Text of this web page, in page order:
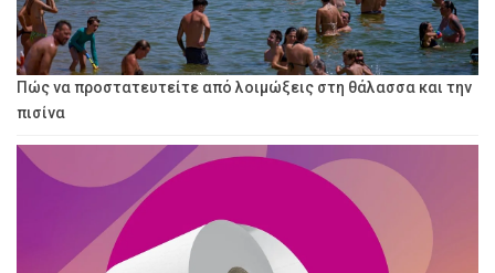
Πώς να προστατευτείτε από λοιμώξεις στη θάλασσα και την
πισίνα